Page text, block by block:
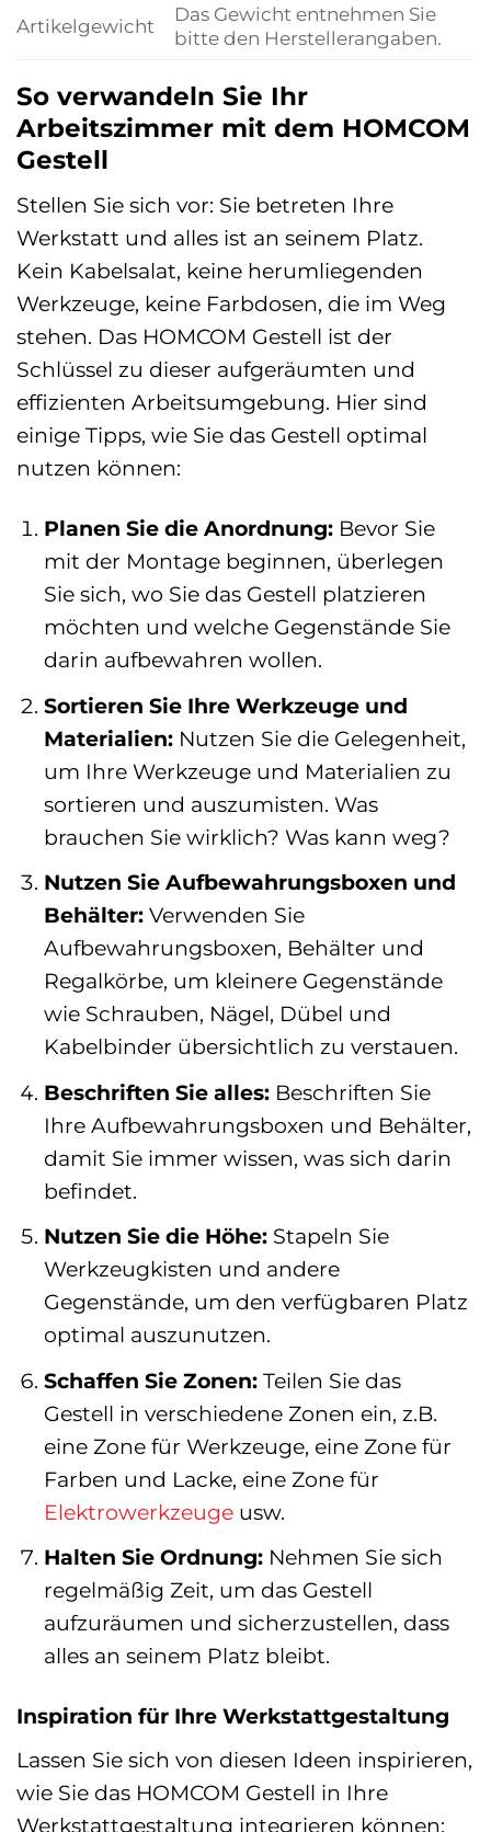
Artikelgewicht
Das Gewicht entnehmen Sie
bitte den Herstellerangaben.
So verwandeln Sie Ihr
Arbeitszimmer mit dem HOMCOM
Gestell
Stellen Sie sich vor: Sie betreten Ihre
Werkstatt und alles ist an seinem Platz.
Kein Kabelsalat, keine herumliegenden
Werkzeuge, keine Farbdosen, die im Weg
stehen. Das HOMCOM Gestell ist der
Schlüssel zu dieser aufgeräumten und
effizienten Arbeitsumgebung. Hier sind
einige Tipps, wie Sie das Gestell optimal
nutzen können:
Planen Sie die Anordnung:Bevor Sie
mit der Montage beginnen, überlegen
Sie sich, wo Sie das Gestell platzieren
möchten und welche Gegenstände Sie
darin aufbewahren wollen.
Sortieren Sie Ihre Werkzeuge und
Materialien:Nutzen Sie die Gelegenheit,
um Ihre Werkzeuge und Materialien zu
sortieren und auszumisten. Was
brauchen Sie wirklich? Was kann weg?
Nutzen Sie Aufbewahrungsboxen und
Behälter:Verwenden Sie
Aufbewahrungsboxen, Behälter und
Regalkörbe, um kleinere Gegenstände
wie Schrauben, Nägel, Dübel und
Kabelbinder übersichtlich zu verstauen.
Beschriften Sie alles:Beschriften Sie
Ihre Aufbewahrungsboxen und Behälter,
damit Sie immer wissen, was sich darin
befindet.
Nutzen Sie die Höhe:Stapeln Sie
Werkzeugkisten und andere
Gegenstände, um den verfügbaren Platz
optimal auszunutzen.
Schaffen Sie Zonen:Teilen Sie das
Gestell in verschiedene Zonen ein, z.B.
eine Zone für Werkzeuge, eine Zone für
Farben und Lacke, eine Zone für
Elektrowerkzeugeusw.
Halten Sie Ordnung:Nehmen Sie sich
regelmäßig Zeit, um das Gestell
aufzuräumen und sicherzustellen, dass
alles an seinem Platz bleibt.
Inspiration für Ihre Werkstattgestaltung
Lassen Sie sich von diesen Ideen inspirieren,
wie Sie das HOMCOM Gestell in Ihre
Werkstattgestaltung integrieren können: